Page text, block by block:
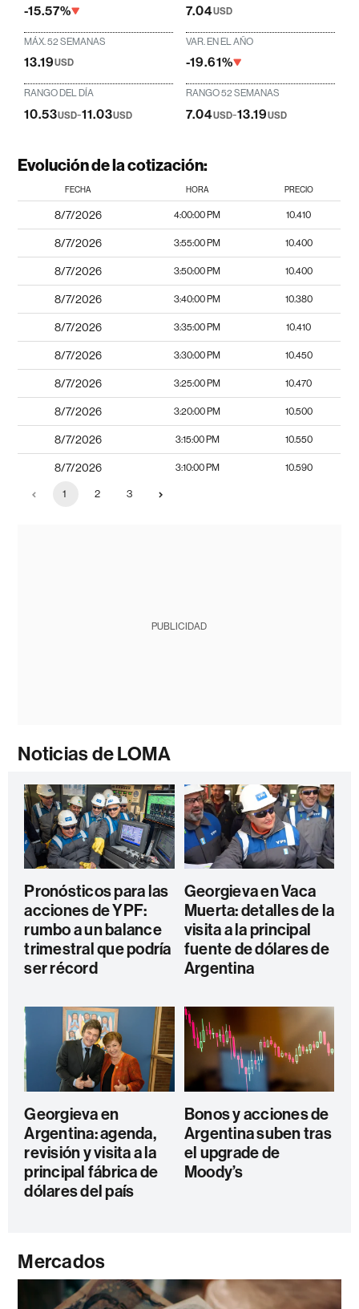
-15.57% 7.04USD
MÁX. 52 SEMANAS
13.19USD
VAR. EN EL AÑO
-19.61%
RANGO DEL DÍA
10.53USD-11.03USD
RANGO 52 SEMANAS
7.04USD-13.19USD
Evolución de la cotización:
FECHA HORA PRECIO
8/7/2026 4:00:00 PM 10.410
8/7/2026 3:55:00 PM 10.400
8/7/2026 3:50:00 PM 10.400
8/7/2026 3:40:00 PM 10.380
8/7/2026 3:35:00 PM 10.410
8/7/2026 3:30:00 PM 10.450
8/7/2026 3:25:00 PM 10.470
8/7/2026 3:20:00 PM 10.500
8/7/2026 3:15:00 PM 10.550
8/7/2026 3:10:00 PM 10.590
1 2 3
PUBLICIDAD
Noticias de LOMA
Pronósticos para las
acciones de YPF:
rumbo a un balance
trimestral que podría
ser récord
Georgieva en Vaca
Muerta: detalles de la
visita a la principal
fuente de dólares de
Argentina
Georgieva en
Argentina: agenda,
revisión y visita a la
principal fábrica de
dólares del país
Bonos y acciones de
Argentina suben tras
el upgrade de
Moody’s
Mercados